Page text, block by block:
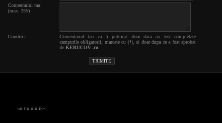
Comentariul tau:
(max. 255)
Conditii:
Comentariul tau va fi publicat doar daca au fost completate
campurile obligatorii, marcate cu (*), si doar dupa ce a fost aprobat
de KERUCOV .ro
nu tiu nimik+